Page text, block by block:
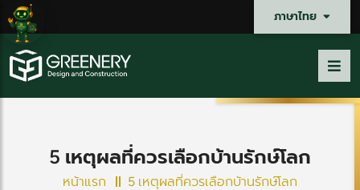
ภาษาไทย
5 เหตุผลที่ควรเลือกบ้านรักษ์โลก
หน้าแรก 5 เหตุผลที่ควรเลือกบ้านรักษ์โลก